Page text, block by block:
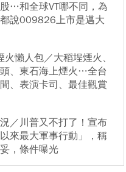
…和全球VT哪不同，為
說009826上市是邁大
懶人包／大稻埕煙火、
、東石海上煙火…全台
、表演卡司、最佳觀賞
／川普又不打了！宣布
來最大軍事行動」，稱
，條件曝光